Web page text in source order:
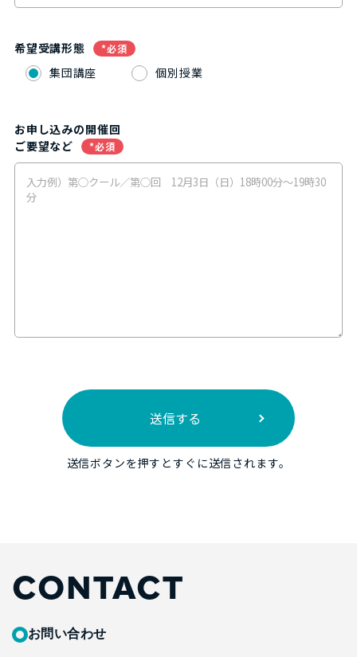
希望受講形態 *必須
集団講座 個別授業
お申し込みの開催回
ご要望など
*必須
送信ボタンを押すとすぐに送信されます。
CONTACT
お問い合わせ